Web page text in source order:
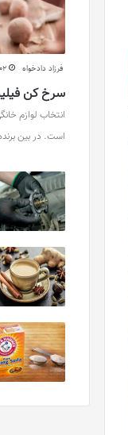
فرزاد دادخواه 02 دی 1403
سرخ کن
انتخاب لوازم
است. در بین